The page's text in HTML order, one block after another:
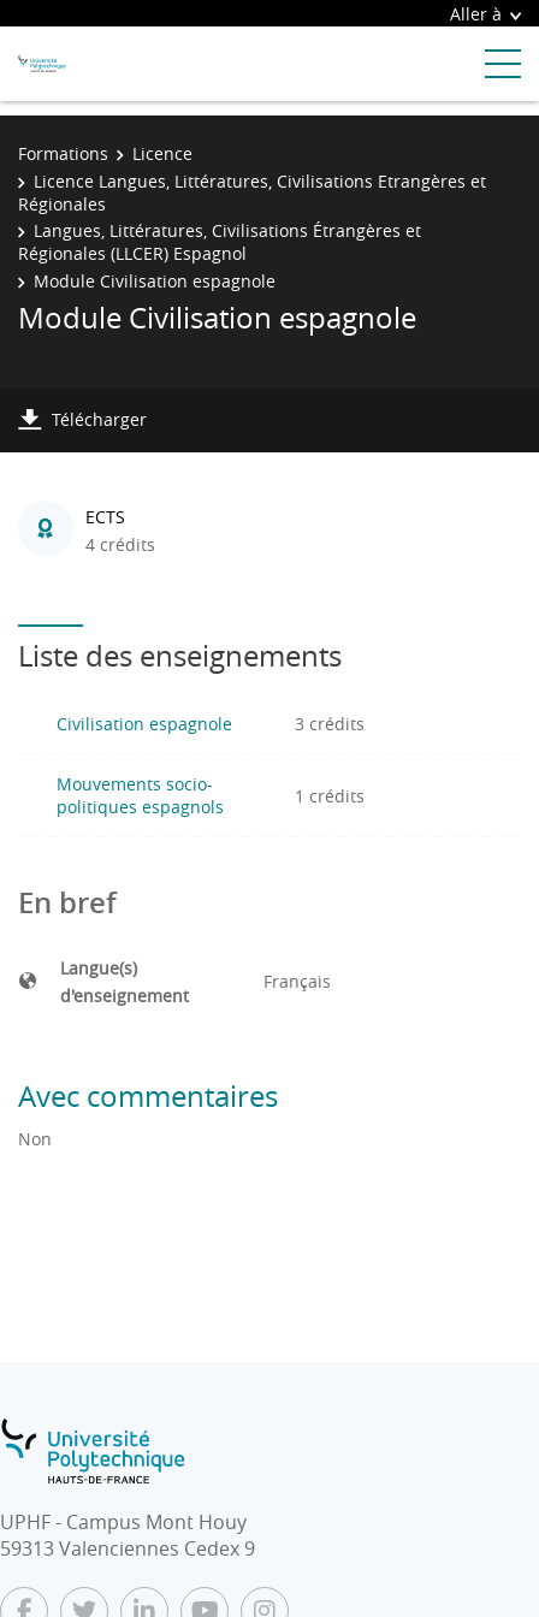
Aller à
Formations
Licence
Licence Langues, Littératures, Civilisations Etrangères et
Régionales
Langues, Littératures, Civilisations Étrangères et
Régionales (LLCER) Espagnol
Module Civilisation espagnole
Module Civilisation espagnole
Télécharger
ECTS
4 crédits
Liste des enseignements
Civilisation espagnole 3 crédits
Mouvements socio-
politiques espagnols
1 crédits
En bref
Langue(s)
d'enseignement
Français
Avec commentaires
Non
UPHF - Campus Mont Houy
59313 Valenciennes Cedex 9